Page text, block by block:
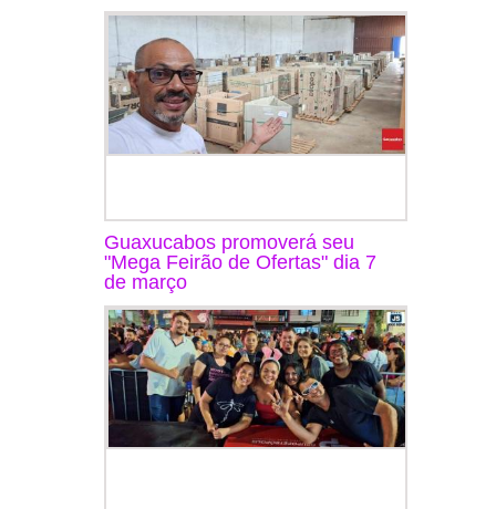
Guaxucabos promoverá seu
"Mega Feirão de Ofertas" dia 7
de março